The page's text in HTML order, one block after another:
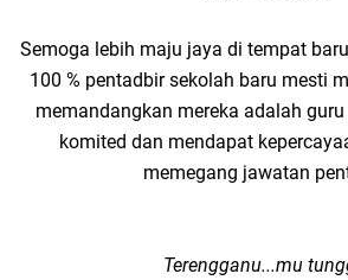
Semoga lebih maju jaya di tempat
100 % pentadbir sekolah baru mesti
memandangkan mereka adalah
komited dan mendapat
memegang jawatan
Terengganu...mu